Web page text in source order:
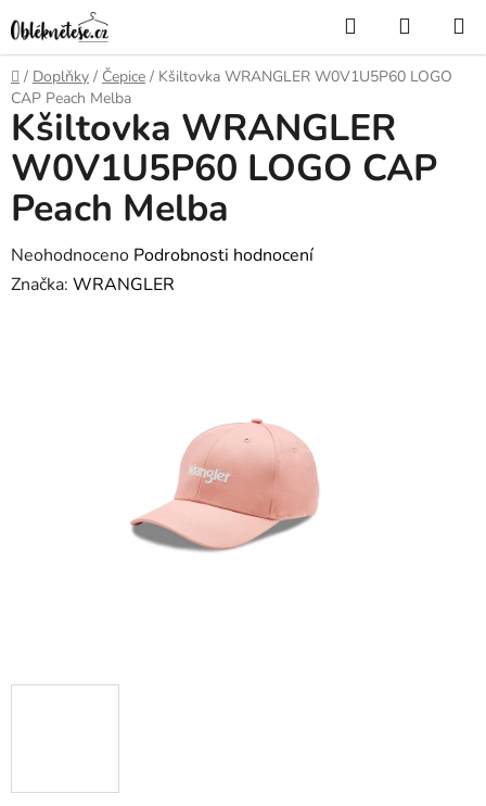
na
obsah
Hledat
KOŠÍK
Domů
/ Doplňky / Čepice / Kšiltovka WRANGLER W0V1U5P60 LOGO
CAP Peach Melba
Kšiltovka WRANGLER
W0V1U5P60 LOGO CAP
Peach Melba
Průměrné
hodnocení
Neohodnoceno Podrobnosti hodnocení
Značka: WRANGLER